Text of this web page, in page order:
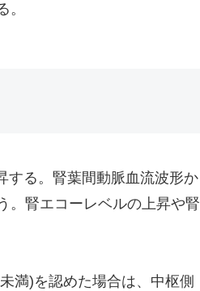
する。腎葉間動脈血流波形か
。腎エコーレベルの上昇や腎
満)を認めた場合は、中枢側